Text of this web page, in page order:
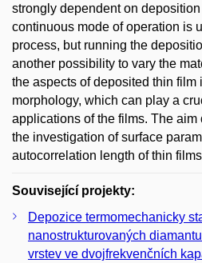
strongly dependent on
continuous mode of operation is
process, but running the
another possibility to vary the
the aspects of deposited thin film
morphology, which can play a
applications of the films. The aim
the investigation of surface
autocorrelation length of thin
Související projekty:
Depozice termomechanicky
nanostrukturovaných
vrstev ve dvojfrekvenčních